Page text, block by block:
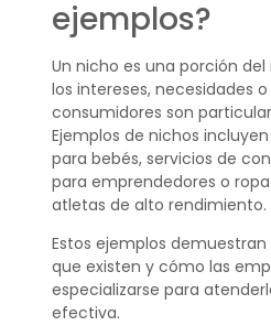
ejemplos?
Un nicho es una porción
los intereses, necesidades
consumidores son
Ejemplos de nichos
para bebés, servicios de
para emprendedores o
atletas de alto rendimiento.
Estos ejemplos
que existen y cómo las
especializarse para
efectiva.